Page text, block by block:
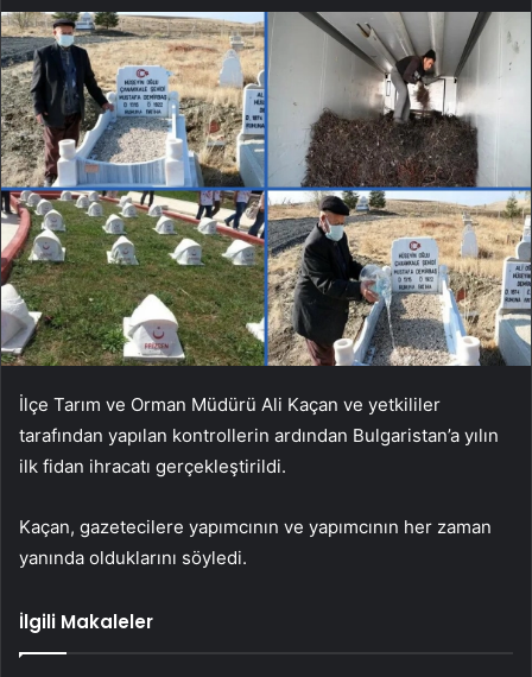
İlçe Tarım ve Orman Müdürü Ali Kaçan ve yetkililer
tarafından yapılan kontrollerin ardından Bulgaristan’a yılın
ilk fidan ihracatı gerçekleştirildi.
Kaçan, gazetecilere yapımcının ve yapımcının her zaman
yanında olduklarını söyledi.
İlgili Makaleler